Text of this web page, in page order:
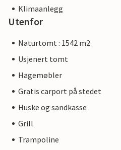
Klimaanlegg
Utenfor
Naturtomt : 1542 m2
Usjenert tomt
Hagemøbler
Gratis carport på stedet
Huske og sandkasse
Grill
Trampoline